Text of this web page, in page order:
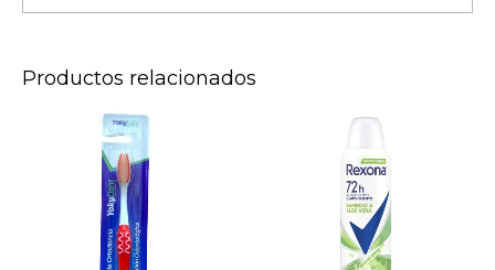
Productos relacionados
ORTODONCIA
cantidad